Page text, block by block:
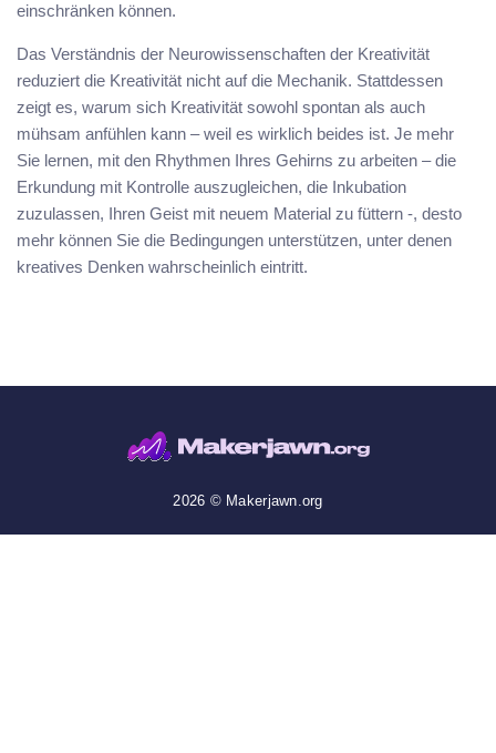
einschränken können.
Das Verständnis der Neurowissenschaften der Kreativität
reduziert die Kreativität nicht auf die Mechanik. Stattdessen
zeigt es, warum sich Kreativität sowohl spontan als auch
mühsam anfühlen kann – weil es wirklich beides ist. Je mehr
Sie lernen, mit den Rhythmen Ihres Gehirns zu arbeiten – die
Erkundung mit Kontrolle auszugleichen, die Inkubation
zuzulassen, Ihren Geist mit neuem Material zu füttern -, desto
mehr können Sie die Bedingungen unterstützen, unter denen
kreatives Denken wahrscheinlich eintritt.
2026 © Makerjawn.org